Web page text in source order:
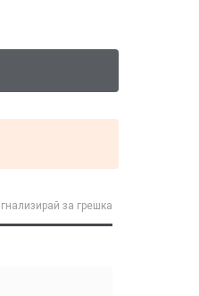
за грешка